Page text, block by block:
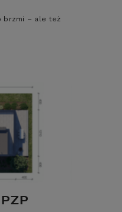
brzmi – ale też
zgodnie
stylistyką
dom Twoich